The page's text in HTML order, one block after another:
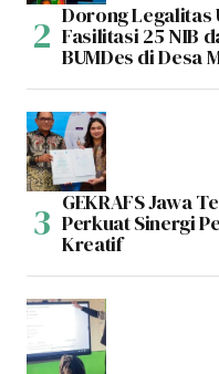
Dorong Legalitas
Fasilitasi 25 NIB
BUMDes di Desa
GEKRAFS Jawa
Perkuat Sinergi
Kreatif